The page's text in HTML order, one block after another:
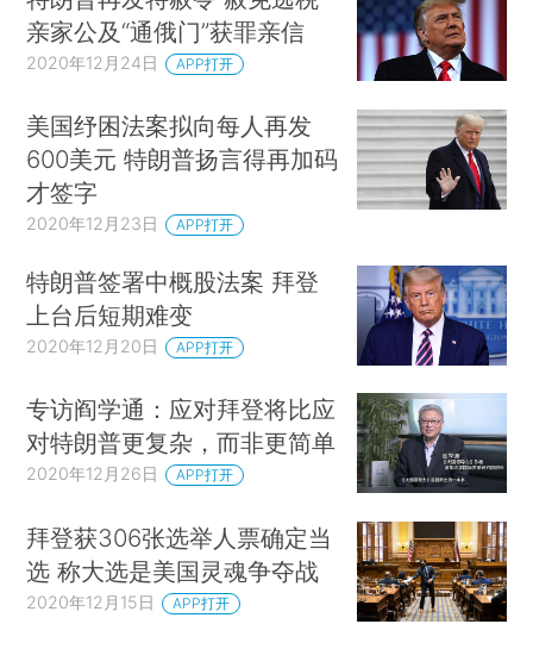
亲家公及“通俄门”获罪亲信
2020年12月24日 APP打开
美国纾困法案拟向每人再发
600美元 特朗普扬言得再加码
才签字
2020年12月23日 APP打开
特朗普签署中概股法案 拜登
上台后短期难变
2020年12月20日 APP打开
专访阎学通：应对拜登将比应
对特朗普更复杂，而非更简单
2020年12月26日 APP打开
拜登获306张选举人票确定当
选 称大选是美国灵魂争夺战
2020年12月15日 APP打开